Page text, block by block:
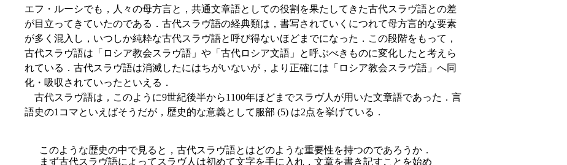
エフ・ルーシでも，人々の母方言と，共通文章語としての役割を果たしてきた古代スラヴ語との差
が目立ってきていたのである．古代スラヴ語の経典類は，書写されていくにつれて母方言的な要素
が多く混入し，いつしか純粋な古代スラヴ語と呼び得ないほどまでになった．この段階をもって，
古代スラヴ語は「ロシア教会スラヴ語」や「古代ロシア文語」と呼ぶべきものに変化したと考えら
れている．古代スラヴ語は消滅したにはちがいないが，より正確には「ロシア教会スラヴ語」へ同
化・吸収されていったといえる．
古代スラヴ語は，このように9世紀後半から1100年ほどまでスラヴ人が用いた文章語であった．言
語史の1コマといえばそうだが，歴史的な意義として服部 (5) は2点を挙げている．
このような歴史の中で見ると，古代スラヴ語とはどのような重要性を持つのであろうか．
まず古代スラヴ語によってスラヴ人は初めて文字を手に入れ，文章を書き記すことを始め